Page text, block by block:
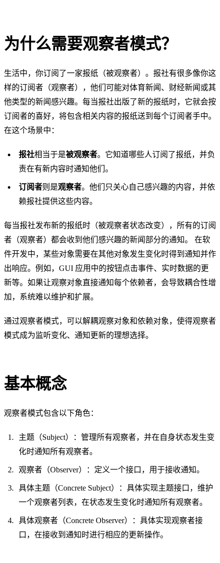
为什么需要观察者模式？
生活中，你订阅了一家报纸（被观察者）。报社有很多像你这
样的订阅者（观察者），他们可能对体育新闻、财经新闻或其
他类型的新闻感兴趣。每当报社出版了新的报纸时，它就会按
订阅者的喜好，将包含相关内容的报纸送到每个订阅者手中。
在这个场景中：
报社相当于是被观察者。它知道哪些人订阅了报纸，并负
责在有新内容时通知他们。
订阅者则是观察者。他们只关心自己感兴趣的内容，并依
赖报社提供这些内容。
每当报社发布新的报纸时（被观察者状态改变），所有的订阅
者（观察者）都会收到他们感兴趣的新闻部分的通知。 在软
件开发中，某些对象需要在其他对象发生变化时得到通知并作
出响应。例如，GUI 应用中的按钮点击事件、实时数据的更
新等。如果让观察对象直接通知每个依赖者，会导致耦合性增
加，系统难以维护和扩展。
通过观察者模式，可以解耦观察对象和依赖对象，使得观察者
模式成为监听变化、通知更新的理想选择。
基本概念
观察者模式包含以下角色：
主题（Subject）：管理所有观察者，并在自身状态发生变
化时通知所有观察者。
观察者（Observer）：定义一个接口，用于接收通知。
具体主题（Concrete Subject）：具体实现主题接口，维护
一个观察者列表，在状态发生变化时通知所有观察者。
具体观察者（Concrete Observer）：具体实现观察者接
口，在接收到通知时进行相应的更新操作。